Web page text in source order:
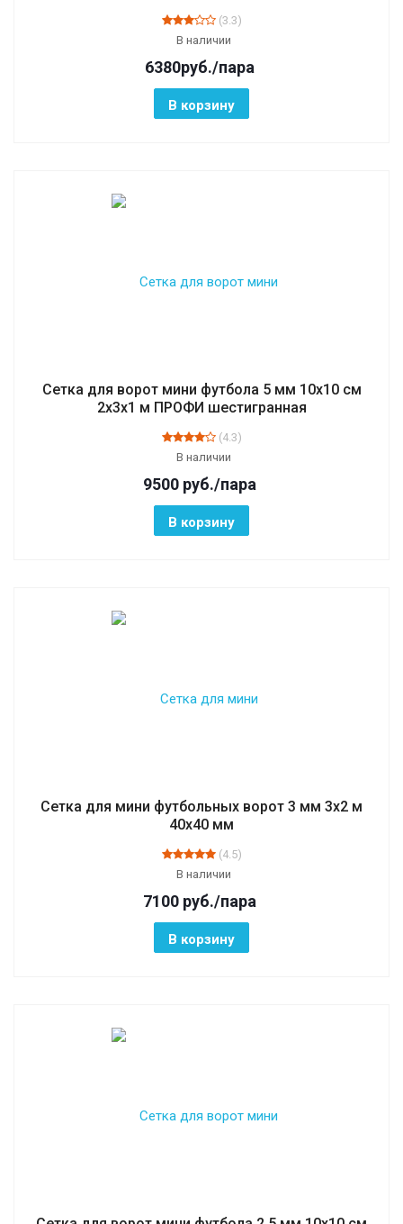
(3.3)
В наличии
6380руб./пара
В корзину
Сетка для ворот мини футбола 5 мм 10х10 см
2х3х1 м ПРОФИ шестигранная
(4.3)
В наличии
9500 руб./пара
В корзину
Сетка для мини футбольных ворот 3 мм 3х2 м
40х40 мм
(4.5)
В наличии
7100 руб./пара
В корзину